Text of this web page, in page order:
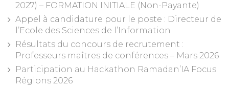
2027) – FORMATION INITIALE (Non-Payante)
Appel à candidature pour le poste : Directeur de
l’Ecole des Sciences de l’Information
Résultats du concours de recrutement :
Professeurs maîtres de conférences – Mars 2026
Participation au Hackathon Ramadan’IA Focus
Régions 2026